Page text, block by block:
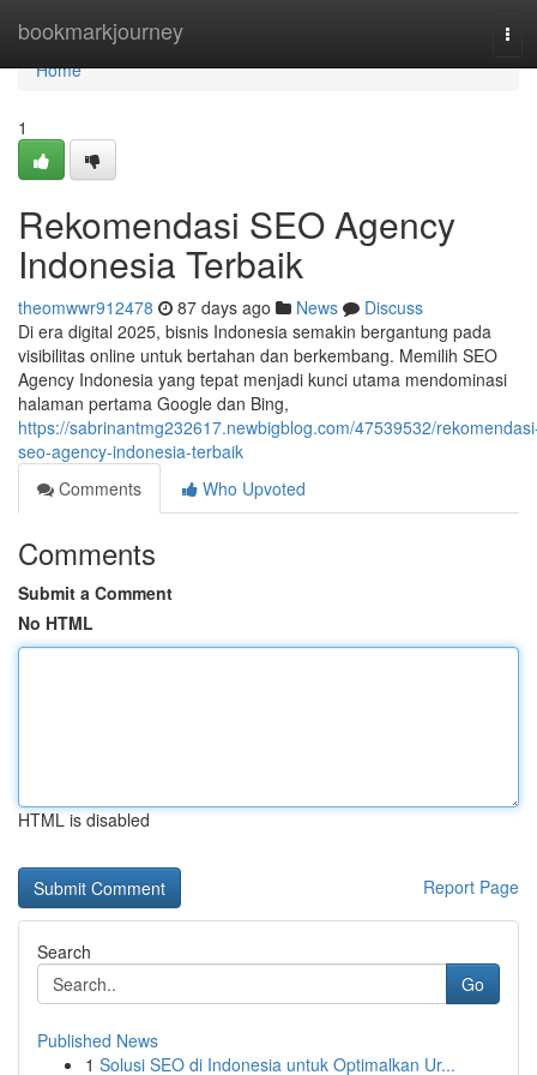
bookmarkjourney
Home
Home
1
Rekomendasi SEO Agency
Indonesia Terbaik
theomwwr912478 87 days ago News
Discuss
Di era digital 2025, bisnis Indonesia semakin bergantung pada
visibilitas online untuk bertahan dan berkembang. Memilih SEO
Agency Indonesia yang tepat menjadi kunci utama mendominasi
halaman pertama Google dan Bing,
https://sabrinantmg232617.newbigblog.com/47539532/
seo-agency-indonesia-terbaik
Comments
Who Upvoted
Comments
Submit a Comment
No HTML
HTML is disabled
Report Page
Search
Go
Published News
1 Solusi SEO di Indonesia untuk Optimalkan Ur...